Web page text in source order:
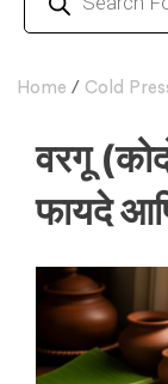
Home / Cold
वरगू
फायदे